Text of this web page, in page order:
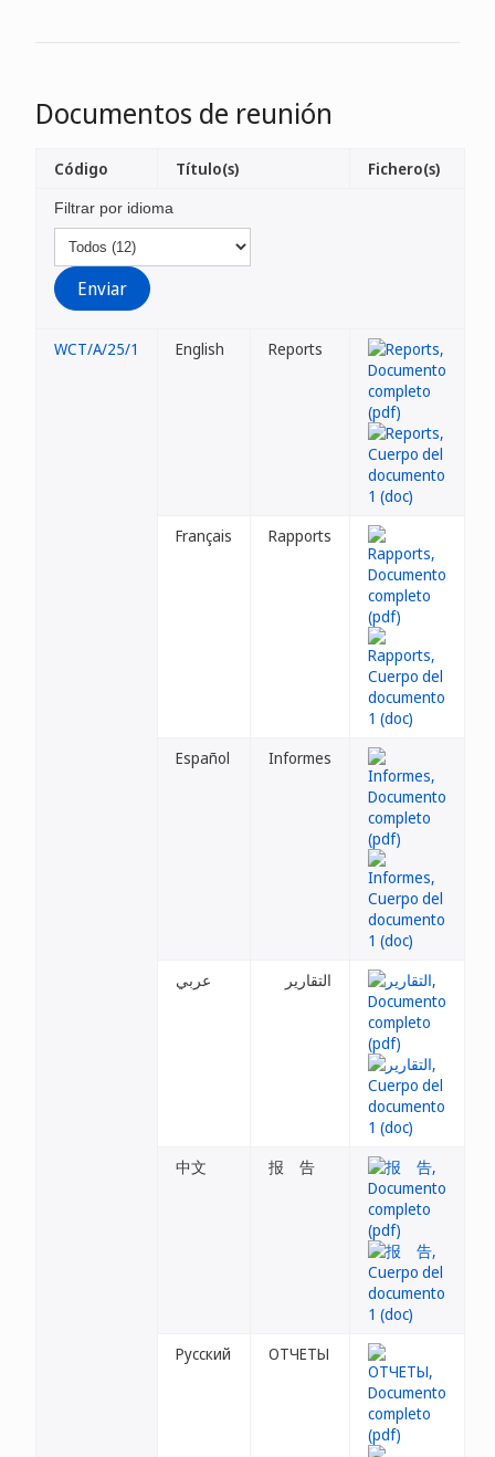
Documentos de reunión
Filtrar por idioma
Código Título(s) Fichero(s)
WCT/A/25/1 English Reports
Français Rapports
Español Informes
عربي التقارير
中文 报 告
Русский ОТЧЕТЫ